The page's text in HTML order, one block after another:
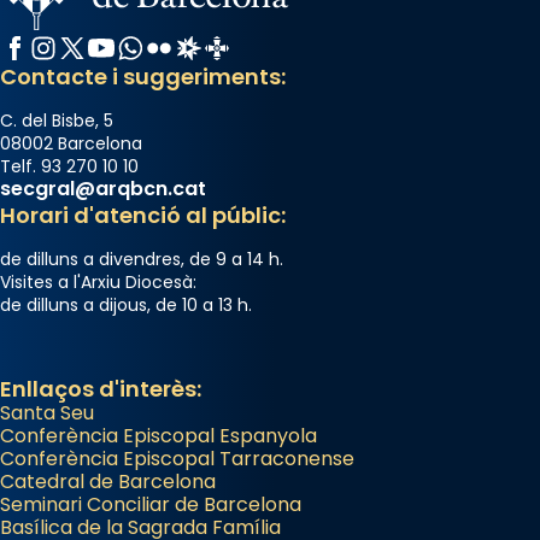
concelebrat el bisbe auxiliar de Barcelona,
Mons. David Abadías.
Photo
View on Facebook Share
Arquebisbat de Barcelona
2 weeks ago
Memòria de les santes Juliana i
Acompanyant la història de sant Cugat, a
partir de l’Edat Mitjana sorgeix la tradició
que les santes Juliana (“relatiu a Júlia”) i
Semproniana (“relatiu a Semprònia =
eterna”) són deixebles seves. I l’any 1667, el
Facebook
Instagram
X / Twitter
YouTube
WhatsApp
FlickrRadio Estel
Catalunya Cristiana
Contacte i suggeriments:
C. del Bisbe, 5
08002 Barcelona
Telf. 93 270 10 10
secgral@arqbcn.cat
Horari d'atenció al públic:
de dilluns a divendres, de 9 a 14 h.
Visites a l'Arxiu Diocesà:
de dilluns a dijous, de 10 a 13 h.
Enllaços d'interès:
Santa Seu
Conferència Episcopal Espanyola
Conferència Episcopal Tarraconense
Catedral de Barcelona
Seminari Conciliar de Barcelona
Basílica de la Sagrada Família